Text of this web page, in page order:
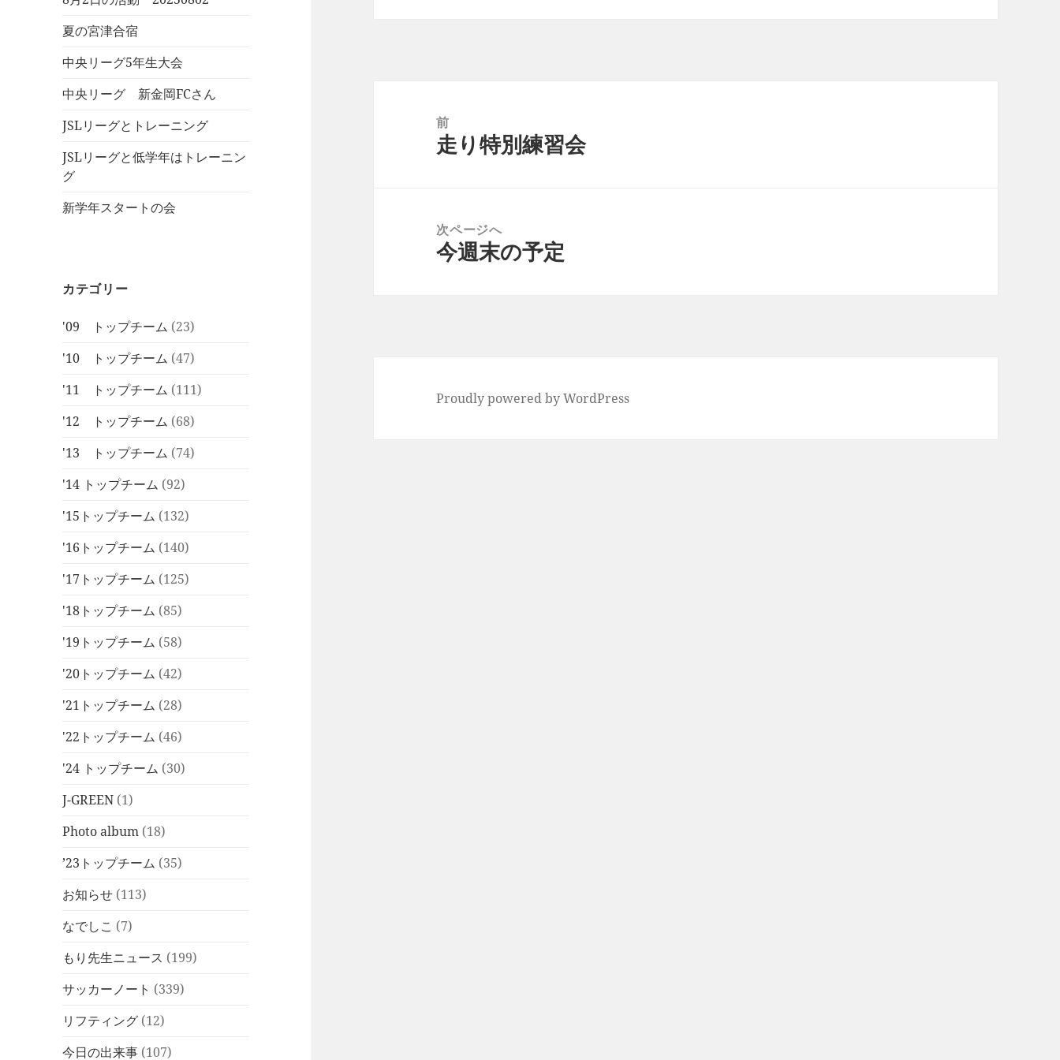
夏の宮津合宿
中央リーグ5年生大会
中央リーグ 新金岡FCさん
JSLリーグとトレーニング
JSLリーグと低学年はトレーニン
グ
新学年スタートの会
カテゴリー
'09 トップチーム (23)
'10 トップチーム (47)
'11 トップチーム (111)
'12 トップチーム (68)
'13 トップチーム (74)
'14 トップチーム (92)
'15トップチーム (132)
'16トップチーム (140)
'17トップチーム (125)
'18トップチーム (85)
'19トップチーム (58)
'20トップチーム (42)
'21トップチーム (28)
'22トップチーム (46)
'24 トップチーム (30)
J-GREEN (1)
Photo album (18)
’23トップチーム (35)
お知らせ (113)
なでしこ (7)
もり先生ニュース (199)
サッカーノート (339)
リフティング (12)
今日の出来事 (107)
前
前
走り特別練習会
次ページへ
次
今週末の予定
Proudly powered by WordPress